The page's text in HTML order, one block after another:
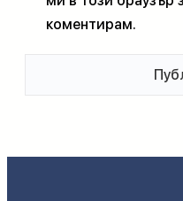
коментирам.